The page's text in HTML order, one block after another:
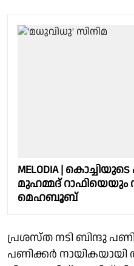
MELODIA |
മുഹമ്മദ് റാഫിയെയും
മെഹബൂബ്
പ്രശസ്ത നടി ബിന്ദു
പണിക്കർ നായികയായി